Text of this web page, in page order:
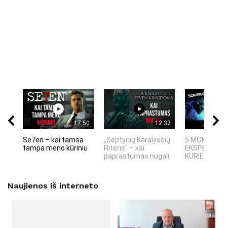
17:50
Se7en – kai tamsa
tampa meno kūriniu
12:32
„Septynių Karalysčių
Riteris" – kai
paprastumas nugali
5 MOKSLINIAI
KURIE
Naujienos iš interneto